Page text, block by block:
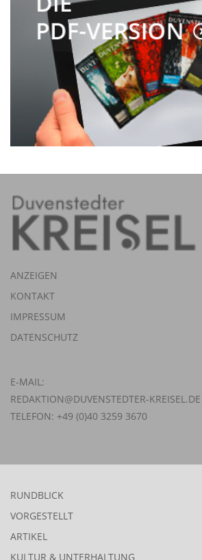
ANZEIGEN
KONTAKT
IMPRESSUM
DATENSCHUTZ
E-MAIL:
REDAKTION@DUVENSTEDTER-KREISEL.DE
TELEFON: +49 (0)40 3259 3670
RUNDBLICK
VORGESTELLT
ARTIKEL
KULTUR & UNTERHALTUNG